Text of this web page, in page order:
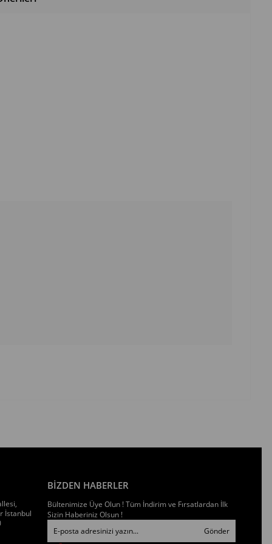
İstanbul
BİZDEN HABERLER
Bültenimize Üye Olun ! Tüm İndirim ve Fırsatlardan İlk
Sizin Haberiniz Olsun !
Gönder